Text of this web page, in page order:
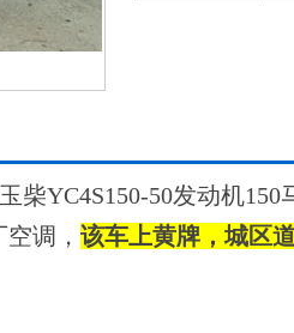
柴YC4S150-50发动机
调， 该车上黄牌，城区